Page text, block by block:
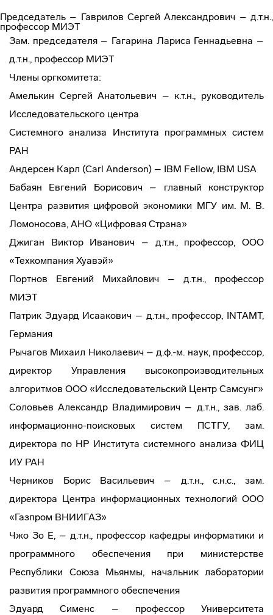
Председатель – Гаврилов Сергей Александрович – д.т.н.,
профессор МИЭТ
Зам. председателя – Гагарина Лариса Геннадьевна –
д.т.н., профессор МИЭТ
Члены оргкомитета:
Амелькин Сергей Анатольевич – к.т.н., руководитель
Исследовательского центра
Системного анализа Института программных систем
РАН
Андерсен Карл (Carl Anderson) – IBM Fellow, IBM USA
Бабаян Евгений Борисович – главный конструктор
Центра развития цифровой экономики МГУ им. М. В.
Ломоносова, АНО «Цифровая Страна»
Джиган Виктор Иванович – д.т.н., профессор, ООО
«Техкомпания Хуавэй»
Портнов Евгений Михайлович – д.т.н., профессор
МИЭТ
Патрик Эдуард Исаакович – д.т.н., профессор, INTAMT,
Германия
Рычагов Михаил Николаевич – д.ф.-м. наук, профессор,
директор Управления высокопроизводительных
алгоритмов ООО «Исследовательский Центр Самсунг»
Соловьев Александр Владимирович – д.т.н., зав. лаб.
информационно-поисковых систем ПСТГУ, зам.
директора по НР Института системного анализа ФИЦ
ИУ РАН
Черников Борис Васильевич – д.т.н., с.н.с., зам.
директора Центра информационных технологий ООО
«Газпром ВНИИГАЗ»
Чжо Зо Е, – д.т.н., профессор кафедры информатики и
программного обеспечения при министерстве
Республики Союза Мьянмы, начальник лаборатории
развития программного обеспечения
Эдуард Сименс – профессор Университета